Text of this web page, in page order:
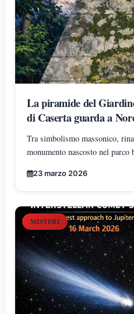
La piramide del
di Caserta guarda a
Tra simbolismo massonico,
monumento nascosto nel
sintonia ideale con la Grande
23 marzo 2026
MISTERI